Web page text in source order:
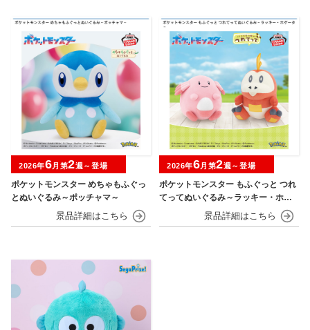
ポケットモンスター めちゃもふぐっ
とぬいぐるみ～ポッチャマ～
2026年6月第2週～登場
ポケットモンスター もふぐっと つれ
てってぬいぐるみ～ラッキー・ホゲ
2026年6月第2週～登場